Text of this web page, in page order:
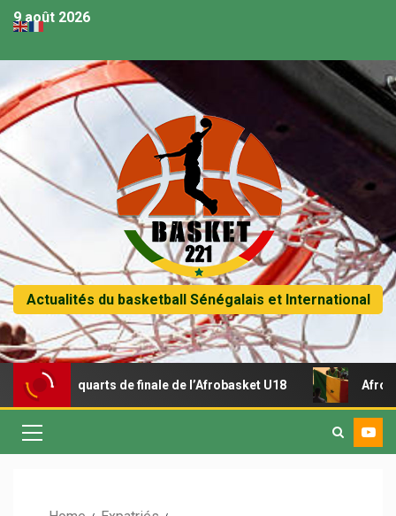
9 août 2026
Actualités du basketball Sénégalais et International
quarts de finale de l’Afrobasket U18 Afrobasket